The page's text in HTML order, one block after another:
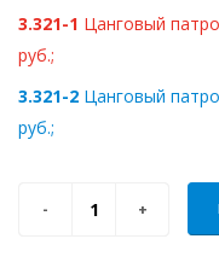
3.321-1 Цанговый
руб.;
3.321-2 Цанговый
руб.;